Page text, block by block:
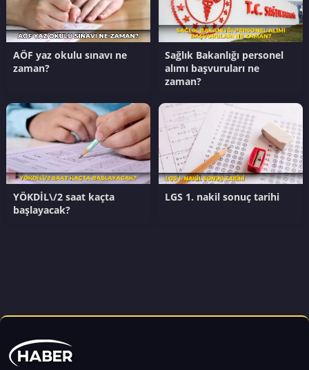
AÖF yaz okulu sınavı ne
zaman?
Sağlık Bakanlığı personel
alımı başvuruları ne
zaman?
YÖKDİL\/2 saat kaçta
başlayacak?
LGS 1. nakil sonuç tarihi